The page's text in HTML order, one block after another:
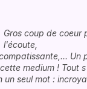
Gros coup de coeur
l'écoute,
Un
medium ! Tout
un seul mot :